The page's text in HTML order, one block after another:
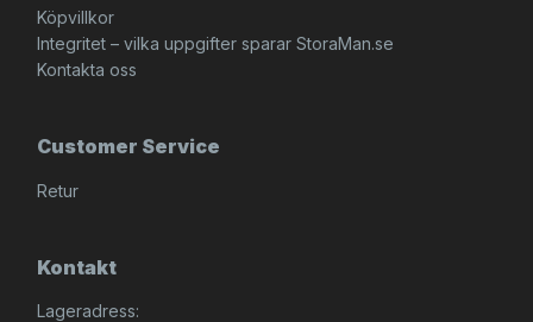
Köpvillkor
Integritet – vilka uppgifter sparar StoraMan.se
Kontakta oss
Customer Service
Retur
Kontakt
Lageradress: